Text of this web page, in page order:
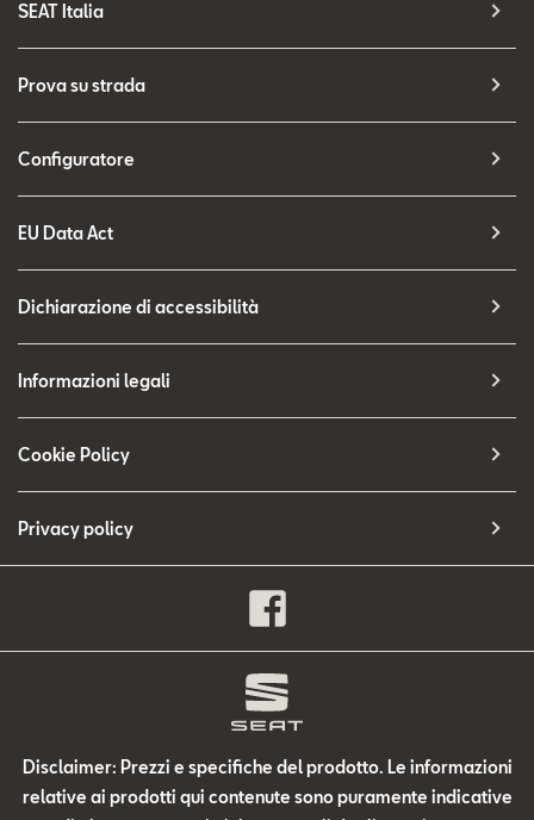
SEAT Italia
Prova su strada
Configuratore
EU Data Act
Dichiarazione di accessibilità
Informazioni legali
Cookie Policy
Privacy policy
Disclaimer: Prezzi e specifiche del prodotto. Le informazioni
relative ai prodotti qui contenute sono puramente indicative